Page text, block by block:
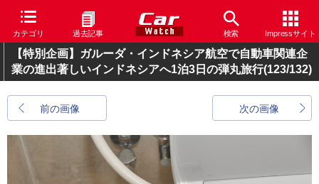
カテゴリ 過去記事 検索 Impressサイト
【特別企画】ガルーダ・インドネシア航空で自動車関連企
業の進出著しいインドネシアへ1泊3日の弾丸旅行(123/132)
前の画像 次の画像